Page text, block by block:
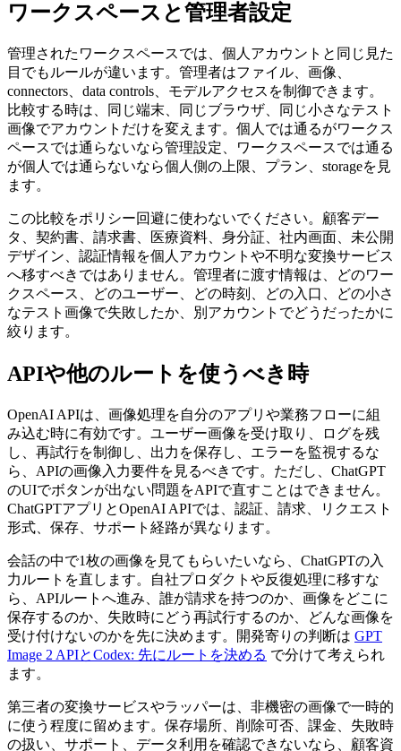
ワークスペースと管理者設定
管理されたワークスペースでは、個人アカウントと同じ見た
目でもルールが違います。管理者はファイル、画像、
connectors、data controls、モデルアクセスを制御できます。
比較する時は、同じ端末、同じブラウザ、同じ小さなテスト
画像でアカウントだけを変えます。個人では通るがワークス
ペースでは通らないなら管理設定、ワークスペースでは通る
が個人では通らないなら個人側の上限、プラン、storageを見
ます。
この比較をポリシー回避に使わないでください。顧客デー
タ、契約書、請求書、医療資料、身分証、社内画面、未公開
デザイン、認証情報を個人アカウントや不明な変換サービス
へ移すべきではありません。管理者に渡す情報は、どのワー
クスペース、どのユーザー、どの時刻、どの入口、どの小さ
なテスト画像で失敗したか、別アカウントでどうだったかに
絞ります。
APIや他のルートを使うべき時
OpenAI APIは、画像処理を自分のアプリや業務フローに組
み込む時に有効です。ユーザー画像を受け取り、ログを残
し、再試行を制御し、出力を保存し、エラーを監視するな
ら、APIの画像入力要件を見るべきです。ただし、ChatGPT
のUIでボタンが出ない問題をAPIで直すことはできません。
ChatGPTアプリとOpenAI APIでは、認証、請求、リクエスト
形式、保存、サポート経路が異なります。
会話の中で1枚の画像を見てもらいたいなら、ChatGPTの入
力ルートを直します。自社プロダクトや反復処理に移すな
ら、APIルートへ進み、誰が請求を持つのか、画像をどこに
保存するのか、失敗時にどう再試行するのか、どんな画像を
受け付けないのかを先に決めます。開発寄りの判断は GPT
Image 2 APIとCodex: 先にルートを決める で分けて考えられ
ます。
第三者の変換サービスやラッパーは、非機密の画像で一時的
に使う程度に留めます。保存場所、削除可否、課金、失敗時
の扱い、サポート、データ利用を確認できないなら、顧客資